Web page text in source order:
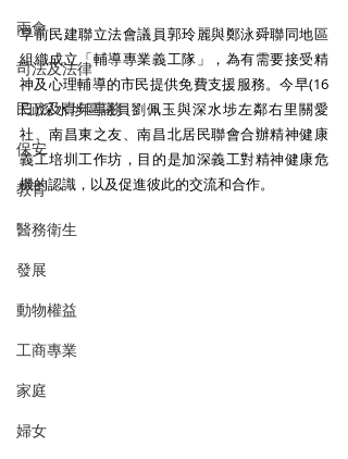
兩會
司法及法律
民政及青年事務
保安
教育
醫務衛生
發展
動物權益
工商專業
家庭
婦女
早前民建聯立法會議員郭玲麗與鄭泳舜聯同地區
組織成立「輔導專業義工隊」，為有需要接受精
神及心理輔導的市民提供免費支援服務。今早(16
日)深水埗區議員劉佩玉與深水埗左鄰右里關愛
社、南昌東之友、南昌北居民聯會合辦精神健康
義工培圳工作坊，目的是加深義工對精神健康危
機的認識，以及促進彼此的交流和合作。